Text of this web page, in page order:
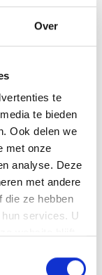
Over
te
te bieden
Ook delen we
met onze
analyse. Deze
met andere
die ze hebben
services. U